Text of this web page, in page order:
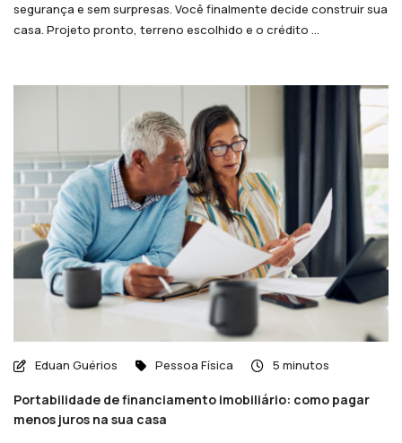
segurança e sem surpresas. Você finalmente decide construir sua
casa. Projeto pronto, terreno escolhido e o crédito ...
Eduan Guérios Pessoa Física 5 minutos
Portabilidade de financiamento imobiliário: como pagar
menos juros na sua casa